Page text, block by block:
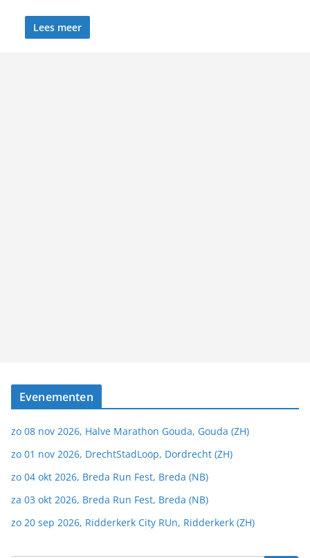
Lees meer
Evenementen
zo 08 nov 2026, Halve Marathon Gouda, Gouda (ZH)
zo 01 nov 2026, DrechtStadLoop, Dordrecht (ZH)
zo 04 okt 2026, Breda Run Fest, Breda (NB)
za 03 okt 2026, Breda Run Fest, Breda (NB)
zo 20 sep 2026, Ridderkerk City RUn, Ridderkerk (ZH)